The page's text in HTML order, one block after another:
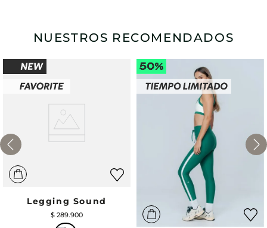
NUESTROS RECOMENDADOS
Legging Sound
$ 289.900